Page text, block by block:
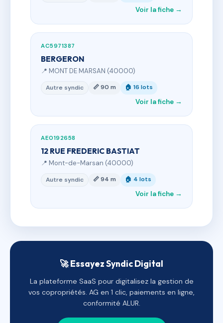
Voir la fiche →
AC5971387
BERGERON
📍 MONT DE MARSAN (40000)
Autre syndic 📏 90 m 🏠 16 lots
Voir la fiche →
AE0192658
12 RUE FREDERIC BASTIAT
📍 Mont-de-Marsan (40000)
Autre syndic 📏 94 m 🏠 4 lots
Voir la fiche →
🚀 Essayez Syndic Digital
La plateforme SaaS pour digitalisez la gestion de
vos copropriétés. AG en 1 clic, paiements en ligne,
conformité ALUR.